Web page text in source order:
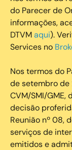
do Parecer de
informações,
DTVMaqui).
Services no
Nos termos do
de setembro de
CVM/SMI/GME,
decisão
Reunião nº 08,
serviços de
emitidos e